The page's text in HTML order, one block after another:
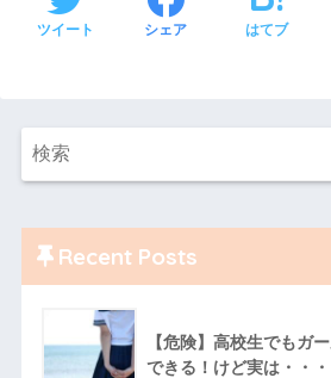
ツイート シェア はてブ
Recent Posts
【危険】高校生でもガ
できる！けど実は・・・